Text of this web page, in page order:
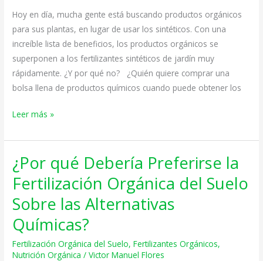
Hoy en día, mucha gente está buscando productos orgánicos
para sus plantas, en lugar de usar los sintéticos. Con una
increíble lista de beneficios, los productos orgánicos se
superponen a los fertilizantes sintéticos de jardín muy
rápidamente. ¿Y por qué no? ¿Quién quiere comprar una
bolsa llena de productos químicos cuando puede obtener los
y
fertilizantes
orgánicos
Leer más »
¿Por qué Debería Preferirse la
Fertilización Orgánica del Suelo
Sobre las Alternativas
Químicas?
Fertilización Orgánica del Suelo,Fertilizantes Orgánicos,
Nutrición Orgánica /Victor Manuel Flores
¿Por
qué
Debería
Preferirse
la
Fertilización
Orgánica